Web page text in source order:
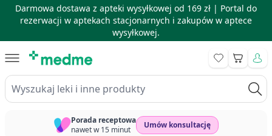
Darmowa dostawa z apteki wysyłkowej od 169 zł | Portal do
rezerwacji w aptekach stacjonarnych i zakupów w aptece
wysyłkowej.
Wyszukaj leki i inne produkty
Koszyk
Porada receptowa
nawet w 15 minut
Umów konsultację